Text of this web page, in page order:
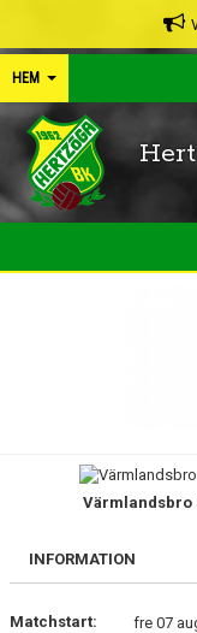
HEM
FRISPARKEN
Värmlandsbro
INFORMATION
Matchstart:
fre 07